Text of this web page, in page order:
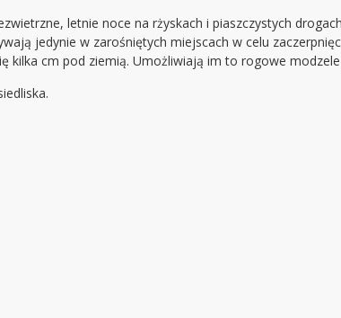
letnie noce na rżyskach i piaszczystych
jedynie w zarośniętych miejscach w celu
kilka cm pod ziemią. Umożliwiają im to rogowe